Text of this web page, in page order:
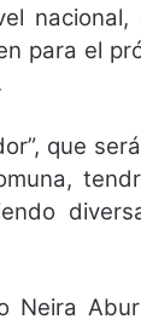
para el
que
Neira